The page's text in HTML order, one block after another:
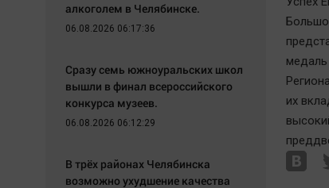
медаль
их
алкоголем в Челябинске.
06.08.2026 06:17:36
Сразу семь южноуральских школ
вышли в финал всероссийского
конкурса музеев.
06.08.2026 06:12:29
В трёх районах Челябинска
возможно ухудшение качества